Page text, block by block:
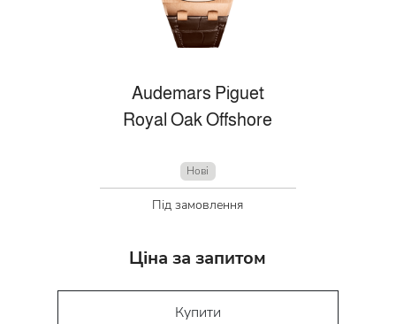
Audemars Piguet
Royal Oak Offshore
Нові
Під замовлення
Ціна за запитом
Купити